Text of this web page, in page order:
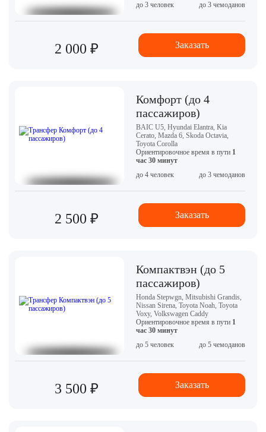
до 3 человек
до 3 чемоданов
2 000 ₽ Заказать
Комфорт (до 4
пассажиров)
BAIC U5, Hyundai Elantra, Kia
Cerato, Mazda 6, Skoda Octavia,
Toyota Corolla
Ориентировочное время в пути 1
час 30 минут
до 4 человек
до 3 чемоданов
2 500 ₽ Заказать
Компактвэн (до 5
пассажиров)
Honda Stepwgn, Mitsubishi Grandis,
Nissan Sirena, Toyota Noah, Toyota
Voxy, Volkswagen Caddy
Ориентировочное время в пути 1
час 30 минут
до 5 человек
до 5 чемоданов
3 500 ₽ Заказать